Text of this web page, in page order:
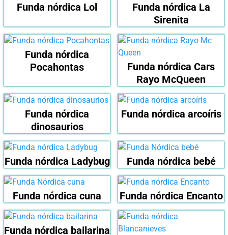
Funda nórdica Lol
Funda nórdica La
Sirenita
Funda nórdica
Pocahontas
Funda nórdica Cars
Rayo McQueen
Funda nórdica
dinosaurios
Funda nórdica arcoíris
Funda nórdica Ladybug Funda nórdica bebé
Funda nórdica cuna Funda nórdica Encanto
Funda nórdica bailarina